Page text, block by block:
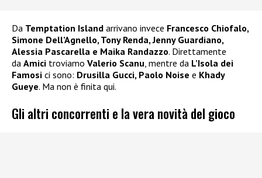
Da Temptation Island arrivano invece Francesco Chiofalo,
Simone Dell’Agnello, Tony Renda, Jenny Guardiano,
Alessia Pascarella e Maika Randazzo. Direttamente
da Amici troviamo Valerio Scanu, mentre da L’Isola dei
Famosi ci sono: Drusilla Gucci, Paolo Noise e Khady
Gueye. Ma non è finita qui.
Gli altri concorrenti e la vera novità del gioco